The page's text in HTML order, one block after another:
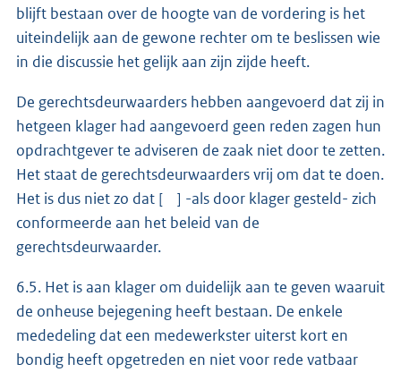
blijft bestaan over de hoogte van de vordering is het
uiteindelijk aan de gewone rechter om te beslissen wie
in die discussie het gelijk aan zijn zijde heeft.
De gerechtsdeurwaarders hebben aangevoerd dat zij in
hetgeen klager had aangevoerd geen reden zagen hun
opdrachtgever te adviseren de zaak niet door te zetten.
Het staat de gerechtsdeurwaarders vrij om dat te doen.
Het is dus niet zo dat [ ] -als door klager gesteld- zich
conformeerde aan het beleid van de
gerechtsdeurwaarder.
6.5. Het is aan klager om duidelijk aan te geven waaruit
de onheuse bejegening heeft bestaan. De enkele
mededeling dat een medewerkster uiterst kort en
bondig heeft opgetreden en niet voor rede vatbaar